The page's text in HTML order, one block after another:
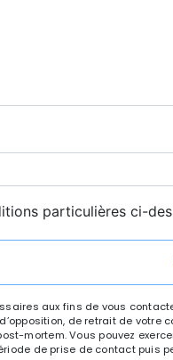
particulières ci-
aux fins de vous
de retrait de
mortem. Vous pouvez
de prise de contact